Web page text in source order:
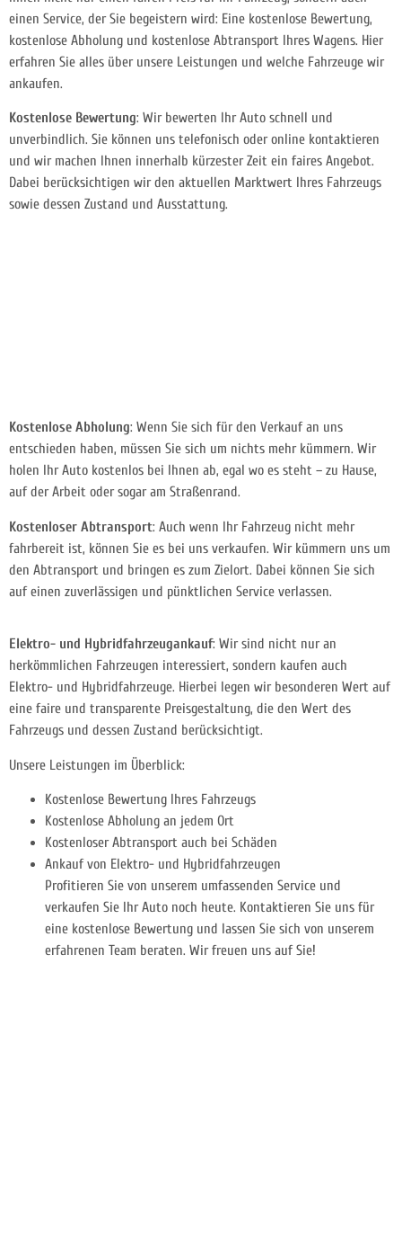
einen Service, der Sie begeistern wird: Eine kostenlose Bewertung,
kostenlose Abholung und kostenlose Abtransport Ihres Wagens. Hier
erfahren Sie alles über unsere Leistungen und welche Fahrzeuge wir
ankaufen.
Kostenlose Bewertung: Wir bewerten Ihr Auto schnell und
unverbindlich. Sie können uns telefonisch oder online kontaktieren
und wir machen Ihnen innerhalb kürzester Zeit ein faires Angebot.
Dabei berücksichtigen wir den aktuellen Marktwert Ihres Fahrzeugs
sowie dessen Zustand und Ausstattung.
Kostenlose Abholung: Wenn Sie sich für den Verkauf an uns
entschieden haben, müssen Sie sich um nichts mehr kümmern. Wir
holen Ihr Auto kostenlos bei Ihnen ab, egal wo es steht – zu Hause,
auf der Arbeit oder sogar am Straßenrand.
Kostenloser Abtransport: Auch wenn Ihr Fahrzeug nicht mehr
fahrbereit ist, können Sie es bei uns verkaufen. Wir kümmern uns um
den Abtransport und bringen es zum Zielort. Dabei können Sie sich
auf einen zuverlässigen und pünktlichen Service verlassen.
Elektro- und Hybridfahrzeugankauf: Wir sind nicht nur an
herkömmlichen Fahrzeugen interessiert, sondern kaufen auch
Elektro- und Hybridfahrzeuge. Hierbei legen wir besonderen Wert auf
eine faire und transparente Preisgestaltung, die den Wert des
Fahrzeugs und dessen Zustand berücksichtigt.
Unsere Leistungen im Überblick:
Kostenlose Bewertung Ihres Fahrzeugs
Kostenlose Abholung an jedem Ort
Kostenloser Abtransport auch bei Schäden
Ankauf von Elektro- und Hybridfahrzeugen
Profitieren Sie von unserem umfassenden Service und
verkaufen Sie Ihr Auto noch heute. Kontaktieren Sie uns für
eine kostenlose Bewertung und lassen Sie sich von unserem
erfahrenen Team beraten. Wir freuen uns auf Sie!